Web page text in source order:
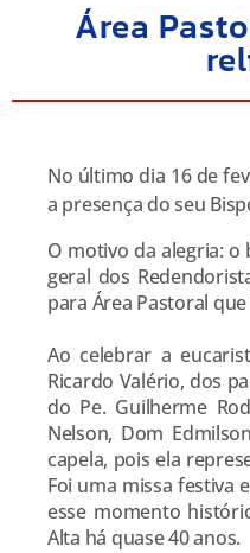
Área
No último dia 16 de
a presença do seu
O motivo da alegria: o
geral dos
para Área Pastoral
Ao celebrar a
Ricardo Valério, dos
do Pe. Guilherme
Nelson, Dom
capela, pois ela
Foi uma missa festiva
esse momento
Alta há quase 40 anos.